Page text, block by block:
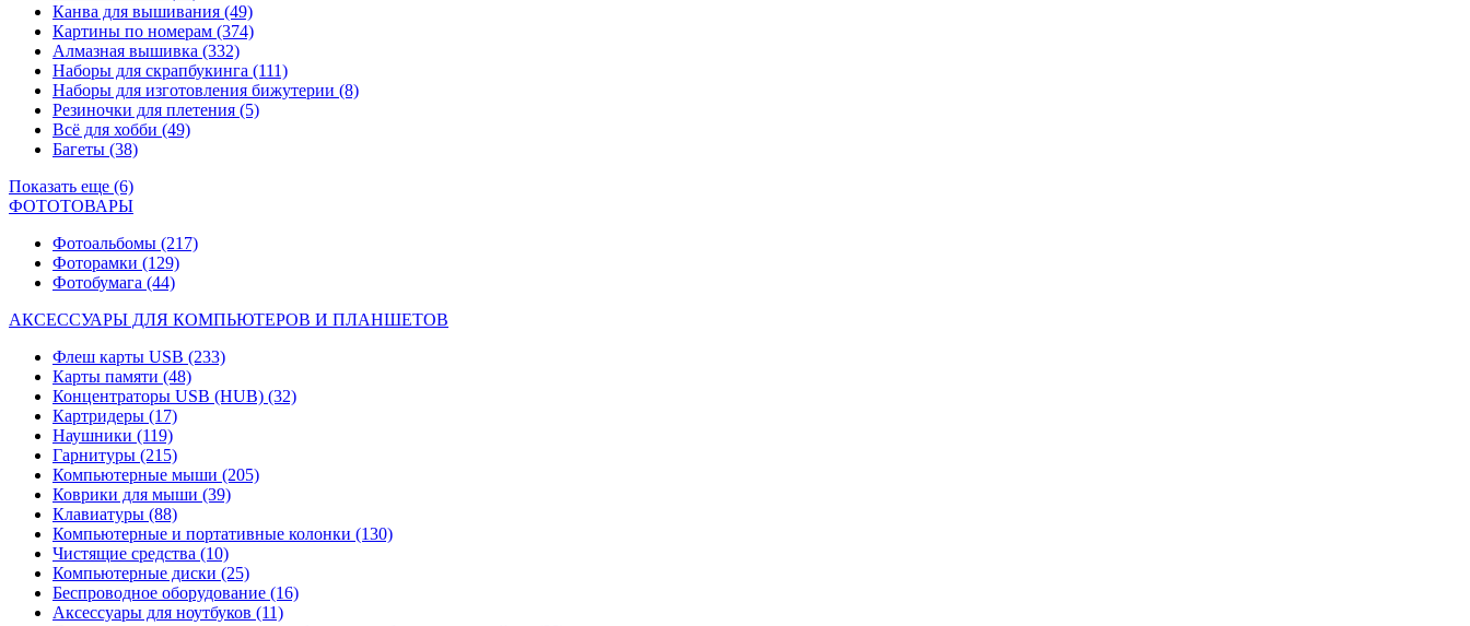
Канва для вышивания (49)
Картины по номерам (374)
Алмазная вышивка (332)
Наборы для скрапбукинга (111)
Наборы для изготовления бижутерии (8)
Резиночки для плетения (5)
Всё для хобби (49)
Багеты (38)
Показать еще (6)
ФОТОТОВАРЫ
Фотоальбомы (217)
Фоторамки (129)
Фотобумага (44)
АКСЕССУАРЫ ДЛЯ КОМПЬЮТЕРОВ И ПЛАНШЕТОВ
Флеш карты USB (233)
Карты памяти (48)
Концентраторы USB (HUB) (32)
Картридеры (17)
Наушники (119)
Гарнитуры (215)
Компьютерные мыши (205)
Коврики для мыши (39)
Клавиатуры (88)
Компьютерные и портативные колонки (130)
Чистящие средства (10)
Компьютерные диски (25)
Беспроводное оборудование (16)
Аксессуары для ноутбуков (11)